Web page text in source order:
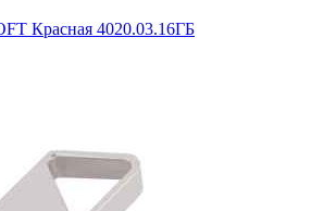
Красная 4020.03.16ГБ